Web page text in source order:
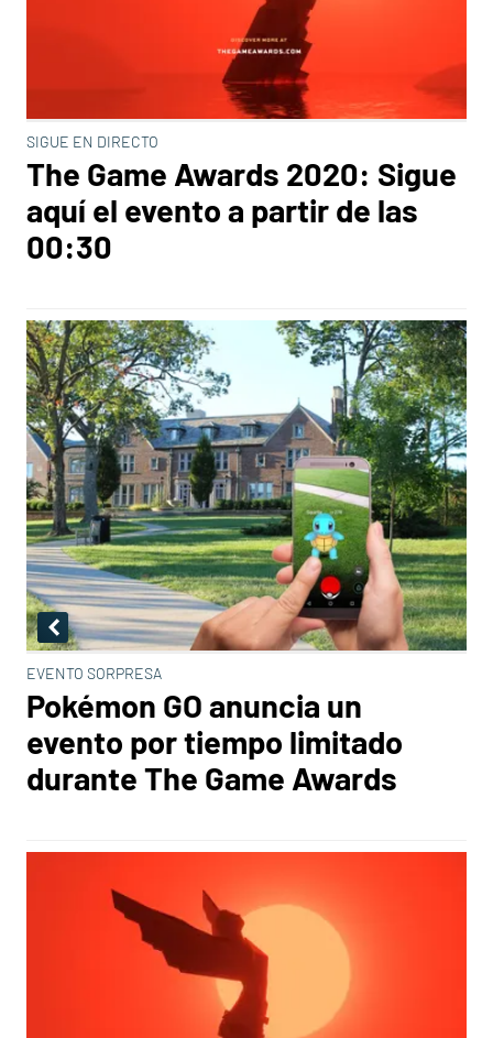
SIGUE EN DIRECTO
The Game Awards 2020: Sigue
aquí el evento a partir de las
00:30
EVENTO SORPRESA
Pokémon GO anuncia un
evento por tiempo limitado
durante The Game Awards